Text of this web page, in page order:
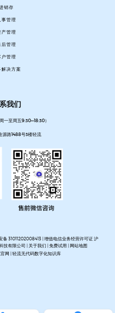
销存
事管理
产管理
后管理
户管理
解决方案
我们
一至周五9:30—18:30）
源路1488号3楼轻流
备 31011202008413| 增值电信业务经营许可证 沪
技有限公司 |关于我们 |免费试用 |网站地图
网 |轻流无代码数字化知识库